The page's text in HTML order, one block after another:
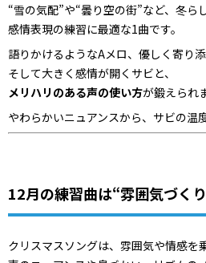
“雪の気配”や“曇り空の街”など、冬ら
感情表現の練習に最適な1曲です。
語りかけるようなAメロ、優しく寄り添
そして大きく感情が開くサビと、
メリハリのある声の使い方が鍛えられ
やわらかいニュアンスから、サビの温
12月の練習曲は“雰囲気づく
クリスマスソングは、雰囲気や情感を